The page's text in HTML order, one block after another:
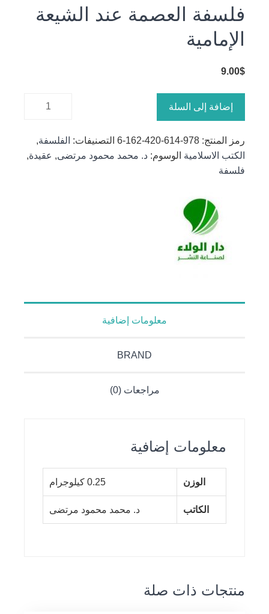
فلسفة العصمة عند الشيعة
الإمامية
9.00$
عند
الشيعة
إضافة إلى السلة
رمز المنتج: 978-614-420-162-6 التصنيفات: الفلسفة,
الكتب الاسلامية الوسوم: د. محمد محمود مرتضى, عقيدة,
فلسفة
معلومات إضافية
BRAND
مراجعات (0)
معلومات إضافية
الوزن 0.25 كيلوجرام
الكاتب د. محمد محمود مرتضى
منتجات ذات صلة